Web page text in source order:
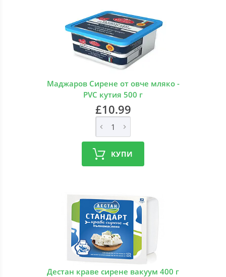
Маджаров Сирене от овче мляко -
PVC кутия 500 г
£10.99
КУПИ
Дестан краве сирене вакуум 400 г